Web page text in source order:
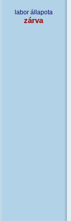
labor állapota
zárva